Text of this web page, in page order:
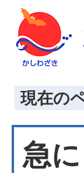
現在の
急